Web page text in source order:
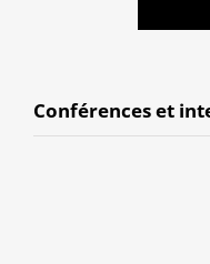
Conférences et